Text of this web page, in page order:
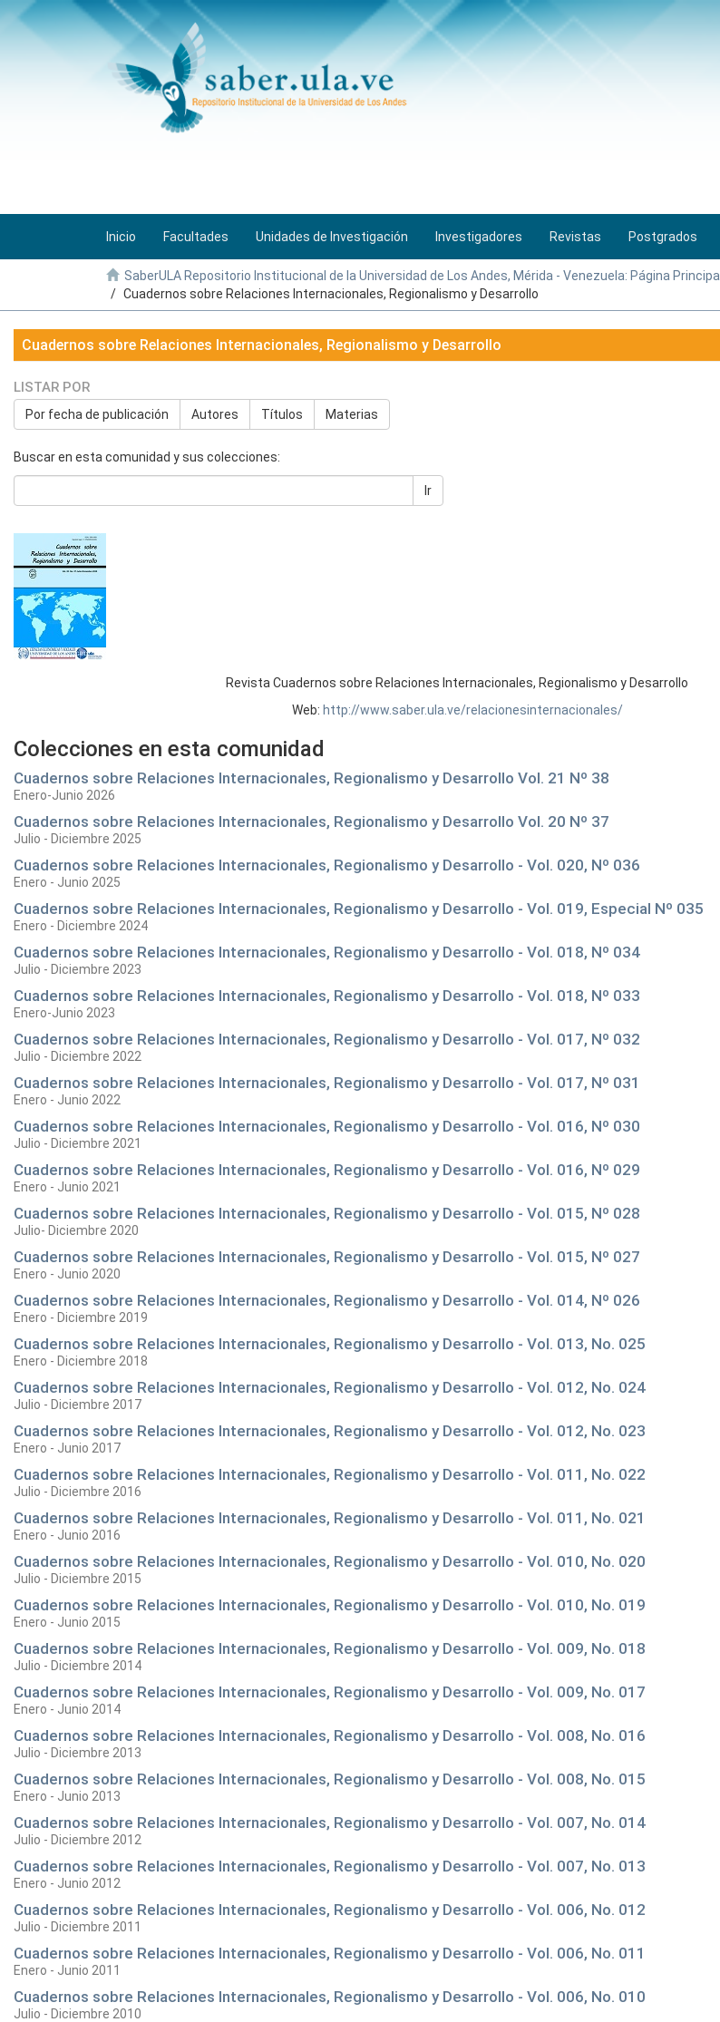
Inicio Facultades Unidades de Investigación Investigadores Revistas Postgrados
SaberULA Repositorio Institucional de la Universidad de Los Andes, Mérida - Venezuela: Página Principal
Cuadernos sobre Relaciones Internacionales, Regionalismo y Desarrollo
Cuadernos sobre Relaciones Internacionales, Regionalismo y Desarrollo
LISTAR POR
Por fecha de publicación Autores Títulos Materias
Buscar en esta comunidad y sus colecciones:
Ir
Revista Cuadernos sobre Relaciones Internacionales, Regionalismo y Desarrollo
Web: http://www.saber.ula.ve/relacionesinternacionales/
Colecciones en esta comunidad
Cuadernos sobre Relaciones Internacionales, Regionalismo y Desarrollo Vol. 21 Nº 38
Enero-Junio 2026
Cuadernos sobre Relaciones Internacionales, Regionalismo y Desarrollo Vol. 20 Nº 37
Julio - Diciembre 2025
Cuadernos sobre Relaciones Internacionales, Regionalismo y Desarrollo - Vol. 020, Nº 036
Enero - Junio 2025
Cuadernos sobre Relaciones Internacionales, Regionalismo y Desarrollo - Vol. 019, Especial Nº 035
Enero - Diciembre 2024
Cuadernos sobre Relaciones Internacionales, Regionalismo y Desarrollo - Vol. 018, Nº 034
Julio - Diciembre 2023
Cuadernos sobre Relaciones Internacionales, Regionalismo y Desarrollo - Vol. 018, Nº 033
Enero-Junio 2023
Cuadernos sobre Relaciones Internacionales, Regionalismo y Desarrollo - Vol. 017, Nº 032
Julio - Diciembre 2022
Cuadernos sobre Relaciones Internacionales, Regionalismo y Desarrollo - Vol. 017, Nº 031
Enero - Junio 2022
Cuadernos sobre Relaciones Internacionales, Regionalismo y Desarrollo - Vol. 016, Nº 030
Julio - Diciembre 2021
Cuadernos sobre Relaciones Internacionales, Regionalismo y Desarrollo - Vol. 016, Nº 029
Enero - Junio 2021
Cuadernos sobre Relaciones Internacionales, Regionalismo y Desarrollo - Vol. 015, Nº 028
Julio- Diciembre 2020
Cuadernos sobre Relaciones Internacionales, Regionalismo y Desarrollo - Vol. 015, Nº 027
Enero - Junio 2020
Cuadernos sobre Relaciones Internacionales, Regionalismo y Desarrollo - Vol. 014, Nº 026
Enero - Diciembre 2019
Cuadernos sobre Relaciones Internacionales, Regionalismo y Desarrollo - Vol. 013, No. 025
Enero - Diciembre 2018
Cuadernos sobre Relaciones Internacionales, Regionalismo y Desarrollo - Vol. 012, No. 024
Julio - Diciembre 2017
Cuadernos sobre Relaciones Internacionales, Regionalismo y Desarrollo - Vol. 012, No. 023
Enero - Junio 2017
Cuadernos sobre Relaciones Internacionales, Regionalismo y Desarrollo - Vol. 011, No. 022
Julio - Diciembre 2016
Cuadernos sobre Relaciones Internacionales, Regionalismo y Desarrollo - Vol. 011, No. 021
Enero - Junio 2016
Cuadernos sobre Relaciones Internacionales, Regionalismo y Desarrollo - Vol. 010, No. 020
Julio - Diciembre 2015
Cuadernos sobre Relaciones Internacionales, Regionalismo y Desarrollo - Vol. 010, No. 019
Enero - Junio 2015
Cuadernos sobre Relaciones Internacionales, Regionalismo y Desarrollo - Vol. 009, No. 018
Julio - Diciembre 2014
Cuadernos sobre Relaciones Internacionales, Regionalismo y Desarrollo - Vol. 009, No. 017
Enero - Junio 2014
Cuadernos sobre Relaciones Internacionales, Regionalismo y Desarrollo - Vol. 008, No. 016
Julio - Diciembre 2013
Cuadernos sobre Relaciones Internacionales, Regionalismo y Desarrollo - Vol. 008, No. 015
Enero - Junio 2013
Cuadernos sobre Relaciones Internacionales, Regionalismo y Desarrollo - Vol. 007, No. 014
Julio - Diciembre 2012
Cuadernos sobre Relaciones Internacionales, Regionalismo y Desarrollo - Vol. 007, No. 013
Enero - Junio 2012
Cuadernos sobre Relaciones Internacionales, Regionalismo y Desarrollo - Vol. 006, No. 012
Julio - Diciembre 2011
Cuadernos sobre Relaciones Internacionales, Regionalismo y Desarrollo - Vol. 006, No. 011
Enero - Junio 2011
Cuadernos sobre Relaciones Internacionales, Regionalismo y Desarrollo - Vol. 006, No. 010
Julio - Diciembre 2010